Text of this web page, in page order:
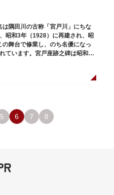
隅田川の古称「宮戸川」にちな
昭和3年（1928）に再建され、昭
舞台で修業し、のち名優になっ
ています。宮戸座跡之碑は昭和53
5 6 7 8